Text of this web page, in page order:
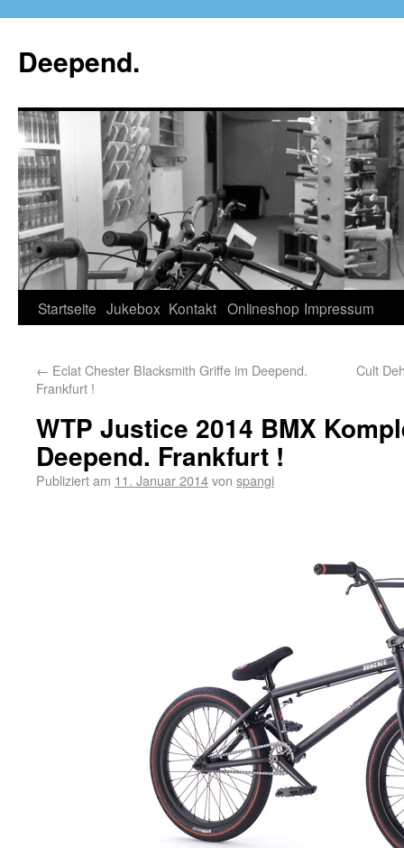
Deepend.
Startseite Jukebox Kontakt Onlineshop Impressum
← Eclat Chester Blacksmith Griffe im Deepend.
Frankfurt !
Cult
WTP Justice 2014 BMX
Deepend. Frankfurt !
Publiziert am 11. Januar 2014von spangi